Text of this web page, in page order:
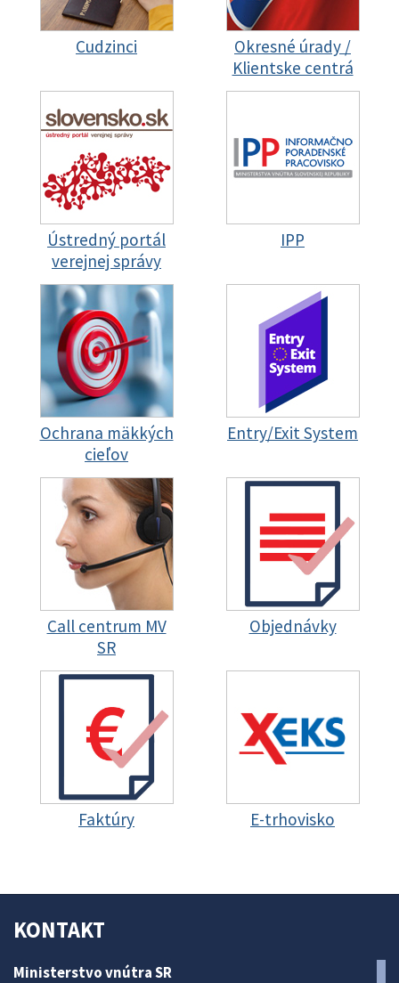
Cudzinci
Okresné úrady /
Klientske centrá
Ústredný portál
verejnej správy
IPP
Ochrana mäkkých
cieľov
Entry/Exit System
Call centrum MV
SR
Objednávky
Faktúry E-trhovisko
KONTAKT
Ministerstvo vnútra SR